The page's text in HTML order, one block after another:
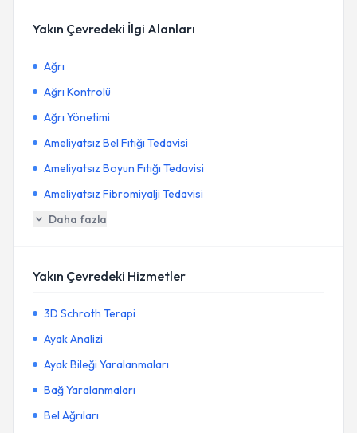
Yakın Çevredeki İlgi Alanları
Ağrı
Ağrı Kontrolü
Ağrı Yönetimi
Ameliyatsız Bel Fıtığı Tedavisi
Ameliyatsız Boyun Fıtığı Tedavisi
Ameliyatsız Fibromiyalji Tedavisi
Daha fazla
Yakın Çevredeki Hizmetler
3D Schroth Terapi
Ayak Analizi
Ayak Bileği Yaralanmaları
Bağ Yaralanmaları
Bel Ağrıları